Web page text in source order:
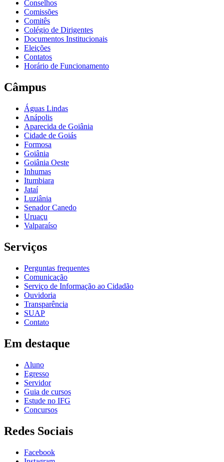
Conselhos
Comissões
Comitês
Colégio de Dirigentes
Documentos Institucionais
Eleições
Contatos
Horário de Funcionamento
Câmpus
Águas Lindas
Anápolis
Aparecida de Goiânia
Cidade de Goiás
Formosa
Goiânia
Goiânia Oeste
Inhumas
Itumbiara
Jataí
Luziânia
Senador Canedo
Uruaçu
Valparaíso
Serviços
Perguntas frequentes
Comunicação
Serviço de Informação ao Cidadão
Ouvidoria
Transparência
SUAP
Contato
Em destaque
Aluno
Egresso
Servidor
Guia de cursos
Estude no IFG
Concursos
Redes Sociais
Facebook